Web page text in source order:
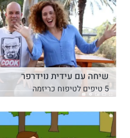
שיחה עם עידית נוידרפר
5 טיפים לטיפוח כריזמה